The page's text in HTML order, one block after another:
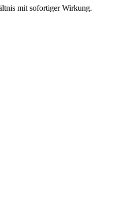
mit sofortiger Wirkung.